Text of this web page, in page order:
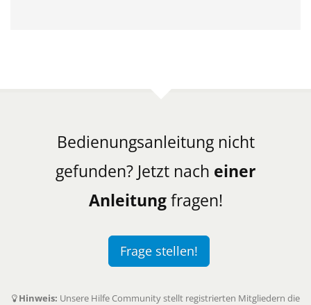
Bedienungsanleitung nicht
gefunden? Jetzt nach einer
Anleitungfragen!
Frage stellen!
Hinweis: Unsere Hilfe Community stellt registrierten Mitgliedern die